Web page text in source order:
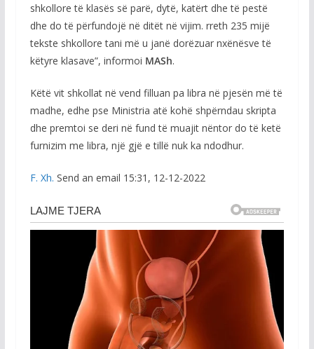
shkollore të klasës së parë, dytë, katërt dhe të pestë
dhe do të përfundojë në ditët në vijim. rreth 235 mijë
tekste shkollore tani më u janë dorëzuar nxënësve të
këtyre klasave”, informoi MASh.
Këtë vit shkollat në vend filluan pa libra në pjesën më të
madhe, edhe pse Ministria atë kohë shpërndau skripta
dhe premtoi se deri në fund të muajit nëntor do të ketë
furnizim me libra, një gjë e tillë nuk ka ndodhur.
F. Xh. Send an email 15:31, 12-12-2022